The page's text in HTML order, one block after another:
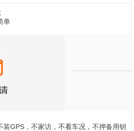
单
GPS，不家访，不看车况，不押备用钥